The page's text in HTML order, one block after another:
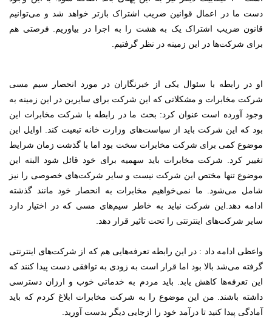
دست ما در اعمال قوانین ضریب اشتراک بازتر خواهد شد و می‌توانیم
قانون ضریب اشتراک یک به هشت را به اجرا در بیاوریم. فرصتی هم
برای شرکت‌ها در این زمینه در نظر گرفتیم.
او در رابطه با سئوال یکی از خبرنگاران در مورد انحصار سیم مسی
شرکت مخابرات و مشکلاتی که این شرکت برای سایرین در این زمینه به
وجود آورده است عنوان کرد: بحث ما در رابطه با شرکت مخابرات این
بود که این شرکت باید از سیاست‌های وزارت خانه تبعیت کند. اوایل این
موضوع کمی برای شرکت مخابرات سخت بود اما با گذشت زمان شرایط
تغییر کرد. شرکت مخابرات باید سهمیه برای خود قائل شود البته این
موضوع تنها مختص این شرکت نیست و سایر شرکت‌های خصوصی را نیز
شامل می‌شود. ما نمی‌خواهیم مخابرات به انحصار خود مانند گذشته
ادامه دهد.این شرکت نباید به خاطر سیم‌های مسی که در اختیار دارد
سایر شرکت‌های اینترنتی را تحت تاثیر قرار دهد.
واعظی ادامه داد : در این رابطه تعرفه‌هایی هم که از شرکت‌های اینترنتی
گرفته می‌شد بالا بود اما قرار است به زودی به توافقی دست پیدا کنند که
این تعرفه‌ها کاهش یابد. باید مردم به خدماتی خوب و ارزان دسترسی
داشته باشند. من این موضوع را به شرکت مخابرات ابلاغ کردم که باید
آمادگی پیدا کنید تا درآمد خود را ازجایی دیگر بدست آورید.